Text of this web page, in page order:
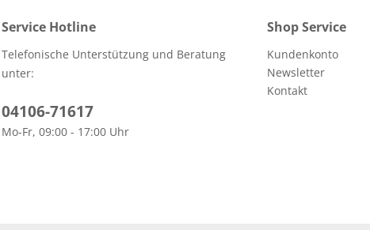
Service Hotline
Telefonische Unterstützung und Beratung
unter:
04106-71617
Mo-Fr, 09:00 - 17:00 Uhr
Shop Service
Kundenkonto
Newsletter
Kontakt